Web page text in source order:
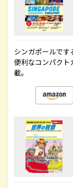
シンガポールで
便利なコンパクト
載。